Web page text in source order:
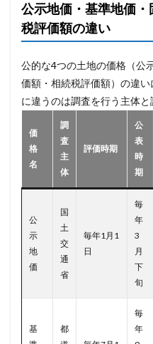
公示地価・基準地価
税評価額の違い
公的な4つの土地の価格（公
価額・相続税評価額）の違
に違うのは調査を行う主体と
価
格
名
調
査
主
体
評価時期
公
表
時
期
公
示
地
価
国
土
交
通
省
毎年1月1
日
毎
年
3
月
下
旬
基
都
毎
年